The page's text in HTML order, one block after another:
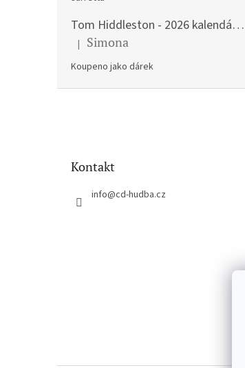
Tom Hiddleston - 2026 kalendář A3
Hodnocení produktu je 5 z 5 hvězdiček.
| Simona
Koupeno jako dárek
Kontakt
info@cd-hudba.cz